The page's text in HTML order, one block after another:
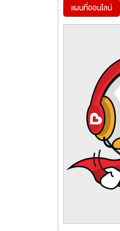
แผนที่ออนไลน์